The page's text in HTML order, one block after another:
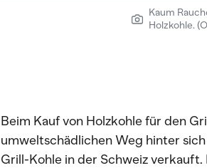
Kaum
Holzkohle.
Beim Kauf von Holzkohle für den
umweltschädlichen Weg hinter
Grill-Kohle in der Schweiz